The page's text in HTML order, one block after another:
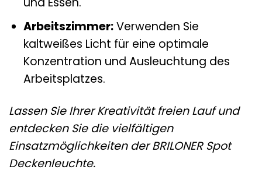
Arbeitszimmer:Verwenden Sie
kaltweißes Licht für eine optimale
Konzentration und Ausleuchtung des
Arbeitsplatzes.
Lassen Sie Ihrer Kreativität freien Lauf und
entdecken Sie die vielfältigen
Einsatzmöglichkeiten der BRILONER Spot
Deckenleuchte.